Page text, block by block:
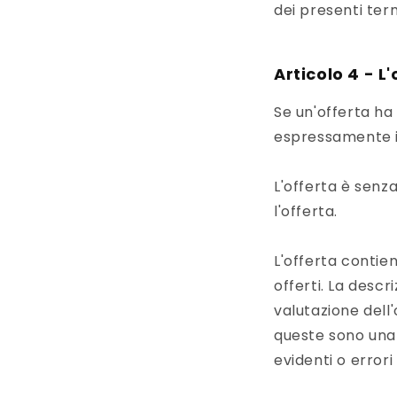
dei presenti
Articolo 4 -
Se un'offerta
L'offerta è
l'offerta.
L'offerta
offerti. La
valutazione
queste sono
evidenti o